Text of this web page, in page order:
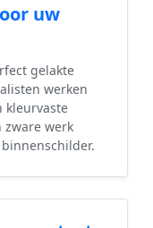
uw
gelakte
werken
kleurvaste
zware werk